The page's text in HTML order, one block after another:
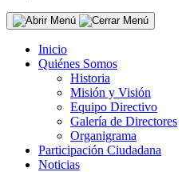
Inicio
Quiénes Somos
Historia
Misión y Visión
Equipo Directivo
Galería de Directores
Organigrama
Participación Ciudadana
Noticias